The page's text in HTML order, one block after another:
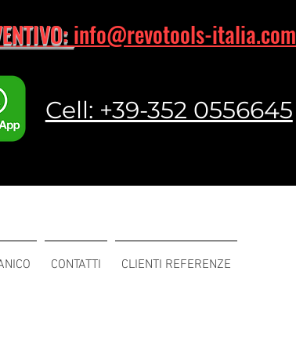
info@revotools-italia.com
Cell: +39-352 0556645
CONTATTI CLIENTI REFERENZE